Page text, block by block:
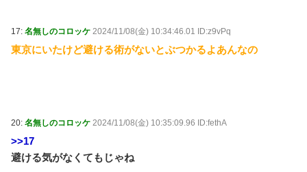
17: 名無しのコロッケ 2024/11/08(金) 10:34:46.01 ID:z9vPq
東京にいたけど避ける術がないとぶつかるよあんなの
20: 名無しのコロッケ 2024/11/08(金) 10:35:09.96 ID:fethA
>>17
避ける気がなくてもじゃね